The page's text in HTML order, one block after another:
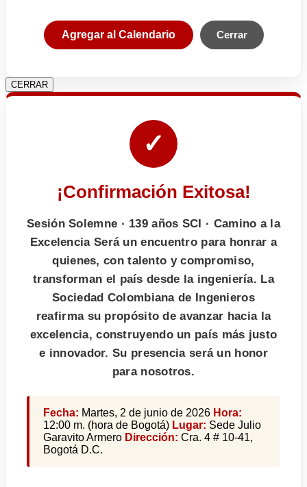
Agregar al Calendario Cerrar
CERRAR
✓
¡Confirmación Exitosa!
Sesión Solemne · 139 años SCI · Camino a la
Excelencia Será un encuentro para honrar a
quienes, con talento y compromiso,
transforman el país desde la ingeniería. La
Sociedad Colombiana de Ingenieros
reafirma su propósito de avanzar hacia la
excelencia, construyendo un país más justo
e innovador. Su presencia será un honor
para nosotros.
Fecha: Martes, 2 de junio de 2026 Hora:
12:00 m. (hora de Bogotá) Lugar: Sede Julio
Garavito Armero Dirección: Cra. 4 # 10-41,
Bogotá D.C.